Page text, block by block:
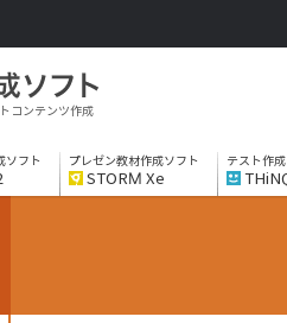
コンテンツ作成
ソフト プレゼン教材作成ソフト
STORM Xe
テスト作